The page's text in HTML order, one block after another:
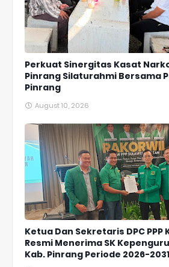
Perkuat Sinergitas Kasat
Pinrang Silaturahmi Bersama
Pinrang
August 10, 2026
Ketua Dan Sekretaris DPC PPP
Resmi Menerima SK
Kab. Pinrang Periode 2026-2031